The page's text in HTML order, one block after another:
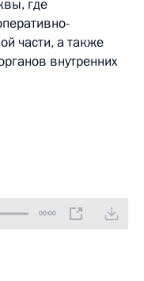
где
части, а также
внутренних
00:00